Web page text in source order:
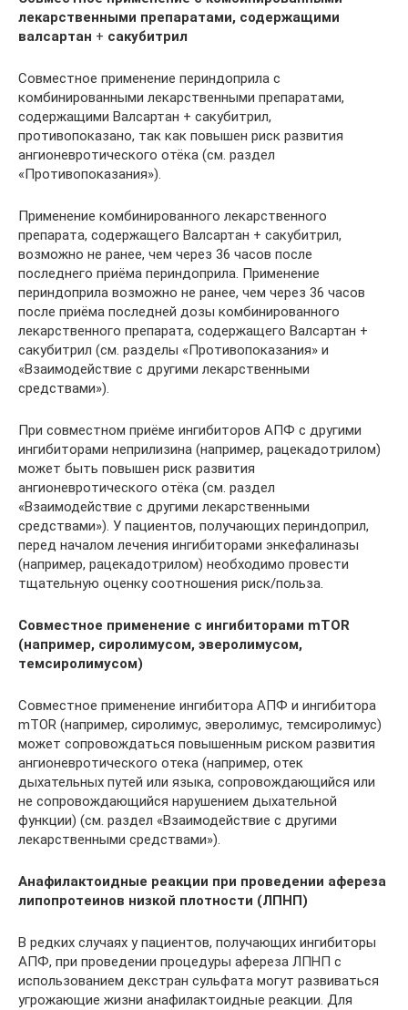
лекарственными препаратами, содержащими
валсартан + сакубитрил
Совместное применение периндоприла с
комбинированными лекарственными препаратами,
содержащими Валсартан + сакубитрил,
противопоказано, так как повышен риск развития
ангионевротического отёка (см. раздел
«Противопоказания»).
Применение комбинированного лекарственного
препарата, содержащего Валсартан + сакубитрил,
возможно не ранее, чем через 36 часов после
последнего приёма периндоприла. Применение
периндоприла возможно не ранее, чем через 36 часов
после приёма последней дозы комбинированного
лекарственного препарата, содержащего Валсартан +
сакубитрил (см. разделы «Противопоказания» и
«Взаимодействие с другими лекарственными
средствами»).
При совместном приёме ингибиторов АПФ с другими
ингибиторами неприлизина (например, рацекадотрилом)
может быть повышен риск развития
ангионевротического отёка (см. раздел
«Взаимодействие с другими лекарственными
средствами»). У пациентов, получающих периндоприл,
перед началом лечения ингибиторами энкефалиназы
(например, рацекадотрилом) необходимо провести
тщательную оценку соотношения риск/польза.
Совместное применение с ингибиторами mTOR
(например, сиролимусом, эверолимусом,
темсиролимусом)
Совместное применение ингибитора АПФ и ингибитора
mTOR (например, сиролимус, эверолимус, темсиролимус)
может сопровождаться повышенным риском развития
ангионевротического отека (например, отек
дыхательных путей или языка, сопровождающийся или
не сопровождающийся нарушением дыхательной
функции) (см. раздел «Взаимодействие с другими
лекарственными средствами»).
Анафилактоидные реакции при проведении афереза
липопротеинов низкой плотности (ЛПНП)
В редких случаях у пациентов, получающих ингибиторы
АПФ, при проведении процедуры афереза ЛПНП с
использованием декстран сульфата могут развиваться
угрожающие жизни анафилактоидные реакции. Для